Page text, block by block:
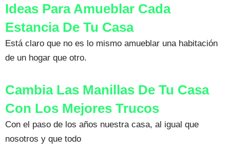
Ideas Para Amueblar Cada
Estancia De Tu Casa
Está claro que no es lo mismo amueblar una habitación
de un hogar que otro.
Cambia Las Manillas De Tu Casa
Con Los Mejores Trucos
Con el paso de los años nuestra casa, al igual que
nosotros y que todo